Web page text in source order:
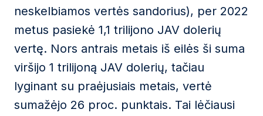
neskelbiamos vertės sandorius), per 2022
metus pasiekė 1,1 trilijono JAV dolerių
vertę. Nors antrais metais iš eilės ši suma
viršijo 1 trilijoną JAV dolerių, tačiau
lyginant su praėjusiais metais, vertė
sumažėjo 26 proc. punktais. Tai lėčiausi